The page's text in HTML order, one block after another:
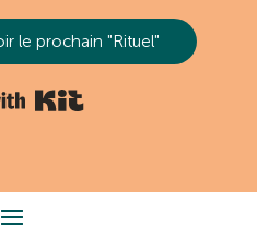
le prochain "Rituel"